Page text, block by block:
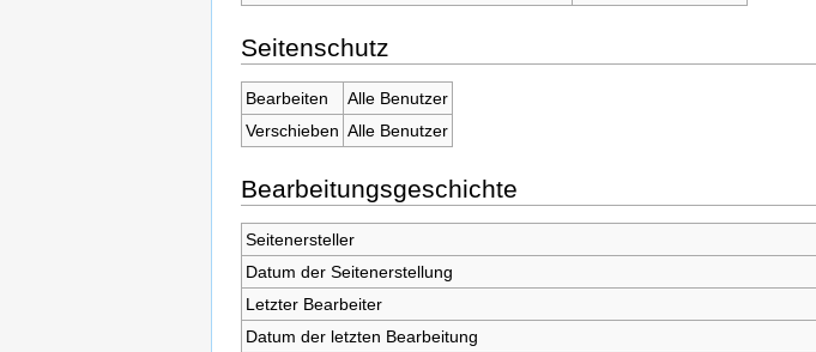
Seitenschutz
Bearbeiten
Alle Benutzer
Verschieben Alle Benutzer
Bearbeitungsgeschichte
Seitenersteller
Datum der Seitenerstellung
Letzter Bearbeiter
Datum der letzten Bearbeitung